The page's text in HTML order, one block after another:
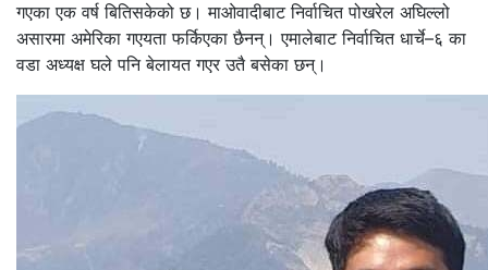
गएका एक वर्ष बितिसकेको छ। माओवादीबाट निर्वाचित पोखरेल अघिल्लो
असारमा अमेरिका गएयता फर्किएका छैनन्। एमालेबाट निर्वाचित धार्चे–६ का
वडा अध्यक्ष घले पनि बेलायत गएर उतै बसेका छन्।